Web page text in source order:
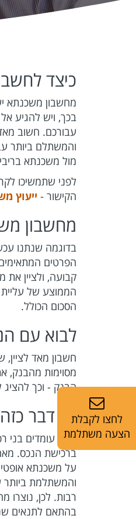
כיצד
מחשבון משכנתא
בכך, ויש להגיע
עבורכם. חשוב
והמשתלם ביותר
מול משכנתא
לפני שתמשיכו
הקישור - ייעוץ
מחשבון
בדוגמה שנתנו
הפרטים
קבועה, ולציין את
הממוצע של
הסכום הכולל.
לבוא עם
חשבון מאד
מסוימות מהבנק,
הבנק - וכך
יש דבר
אתם עומדים בני
ברכישת הנכס.
על משכנתא
והמשתלמת ביותר
רבות. לכן,
בהתאם לתנאים
לחצו לקבלת
הצעה משתלמת